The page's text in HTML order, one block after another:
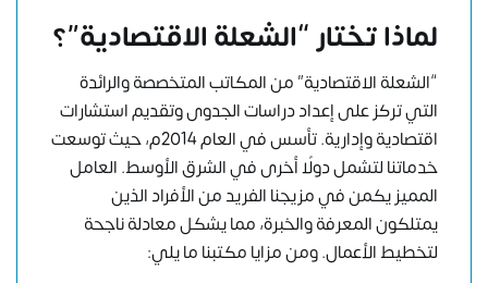
لماذا تختار “الشعلة الاقتصادية”؟
“الشعلة الاقتصادية” من المكاتب المتخصصة والرائدة
التي تركز على إعداد دراسات الجدوى وتقديم استشارات
اقتصادية وإدارية. تأسس في العام 2014م، حيث توسعت
خدماتنا لتشمل دولًا أخرى في الشرق الأوسط. العامل
المميز يكمن في مزيجنا الفريد من الأفراد الذين
يمتلكون المعرفة والخبرة، مما يشكل معادلة ناجحة
لتخطيط الأعمال. ومن مزايا مكتبنا ما يلي: